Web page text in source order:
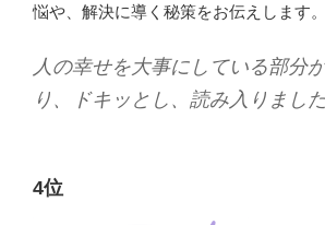
悩や、解決に導く秘策をお伝えします。
人の幸せを大事にしている部分
り、ドキッとし、読み入りました
4位